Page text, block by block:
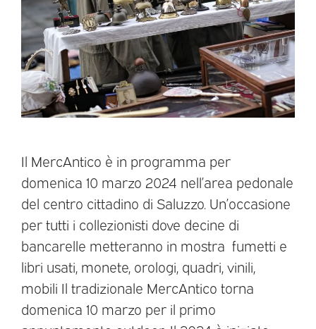
Il MercAntico è in programma per
domenica 10 marzo 2024 nell’area pedonale
del centro cittadino di Saluzzo. Un’occasione
per tutti i collezionisti dove decine di
bancarelle metteranno in mostra fumetti e
libri usati, monete, orologi, quadri, vinili,
mobili Il tradizionale MercAntico torna
domenica 10 marzo per il primo